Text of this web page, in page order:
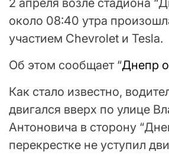
2 апреля возле стадиона
около 08:40 утра
участием Chevrolet и Tesla.
Об этом сообщает “Днепр
Как стало известно,
двигался вверх по улице
Антоновича в сторону
перекрестке не уступил